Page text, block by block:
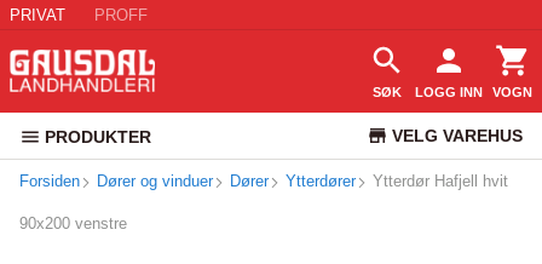
PRIVAT PROFF
SØK LOGG INN VOGN
PRODUKTER VELG VAREHUS
KUNDESERVICE
Forsiden Dører og vinduer Dører Ytterdører Ytterdør Hafjell hvit
90x200 venstre